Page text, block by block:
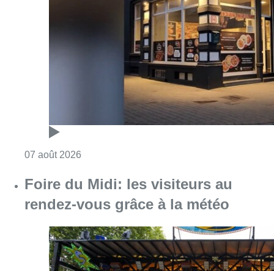
07 août 2026
Foire du Midi: les visiteurs au
rendez-vous grâce à la météo